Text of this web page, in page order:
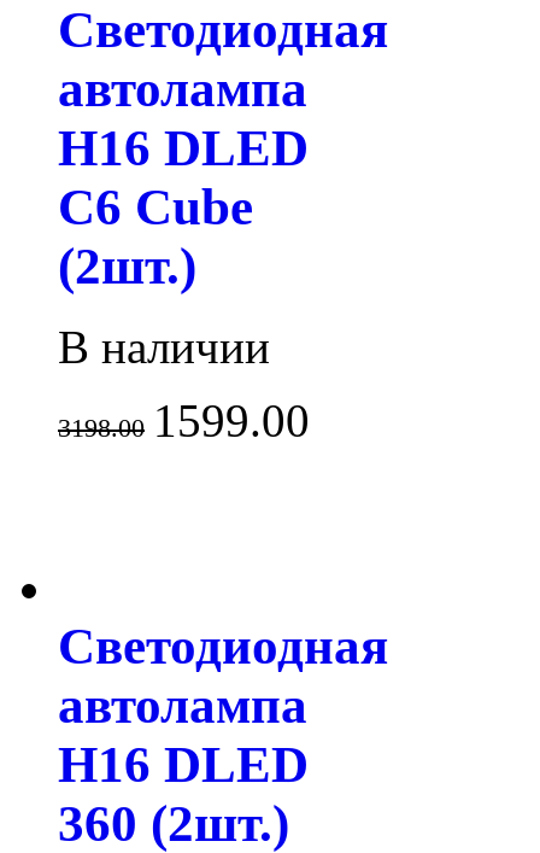
Светодиодная
автолампа
H16 DLED
С6 Cube
(2шт.)
В наличии
3198.00 1599.00
Светодиодная
автолампа
H16 DLED
360 (2шт.)